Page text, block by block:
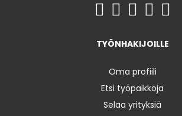
TYÖNHAKIJOILLE
Oma profiili
Etsi työpaikkoja
Selaa yrityksiä